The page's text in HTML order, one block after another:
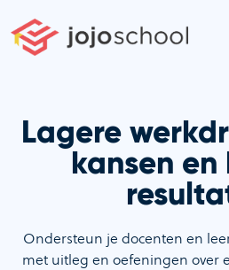
naar
Lagere
kansen en
Ondersteun je docenten en
met uitleg en oefeningen over